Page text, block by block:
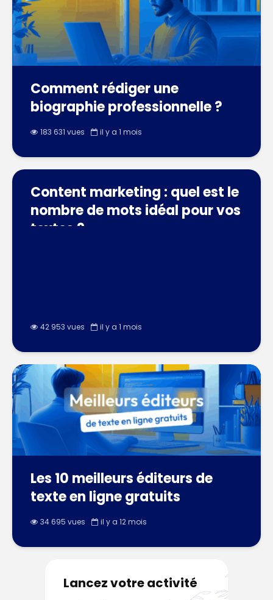
Comment rédiger une
biographie professionnelle ?
183 631 vues il y a 1 mois
Content marketing : quel est le
nombre de mots idéal pour vos
textes ?
42 953 vues il y a 1 mois
Les 10 meilleurs éditeurs de
texte en ligne gratuits
34 695 vues il y a 12 mois
Lancez votre activité